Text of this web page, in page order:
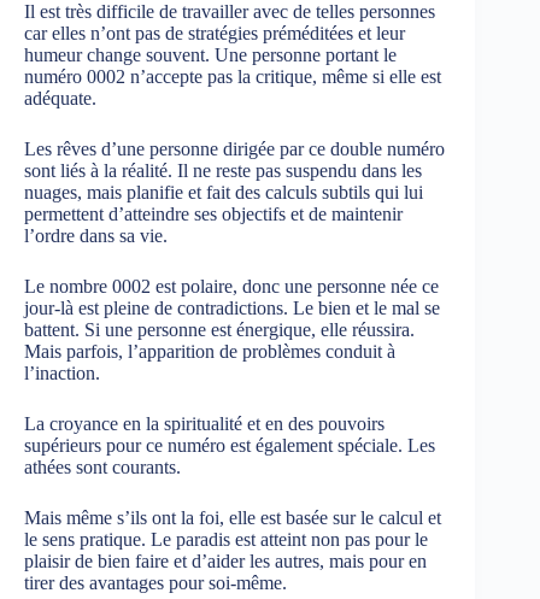
Il est très difficile de travailler avec de telles personnes
car elles n’ont pas de stratégies préméditées et leur
humeur change souvent. Une personne portant le
numéro 0002 n’accepte pas la critique, même si elle est
adéquate.
Les rêves d’une personne dirigée par ce double numéro
sont liés à la réalité. Il ne reste pas suspendu dans les
nuages, mais planifie et fait des calculs subtils qui lui
permettent d’atteindre ses objectifs et de maintenir
l’ordre dans sa vie.
Le nombre 0002 est polaire, donc une personne née ce
jour-là est pleine de contradictions. Le bien et le mal se
battent. Si une personne est énergique, elle réussira.
Mais parfois, l’apparition de problèmes conduit à
l’inaction.
La croyance en la spiritualité et en des pouvoirs
supérieurs pour ce numéro est également spéciale. Les
athées sont courants.
Mais même s’ils ont la foi, elle est basée sur le calcul et
le sens pratique. Le paradis est atteint non pas pour le
plaisir de bien faire et d’aider les autres, mais pour en
tirer des avantages pour soi-même.